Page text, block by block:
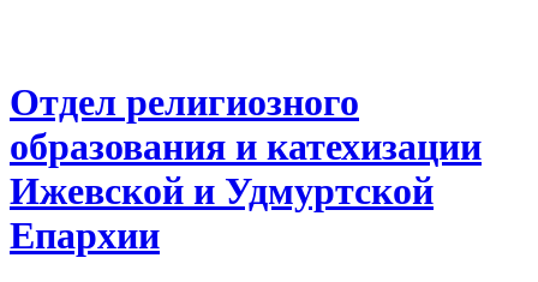
Отдел религиозного
образования и катехизации
Ижевской и Удмуртской
Епархии